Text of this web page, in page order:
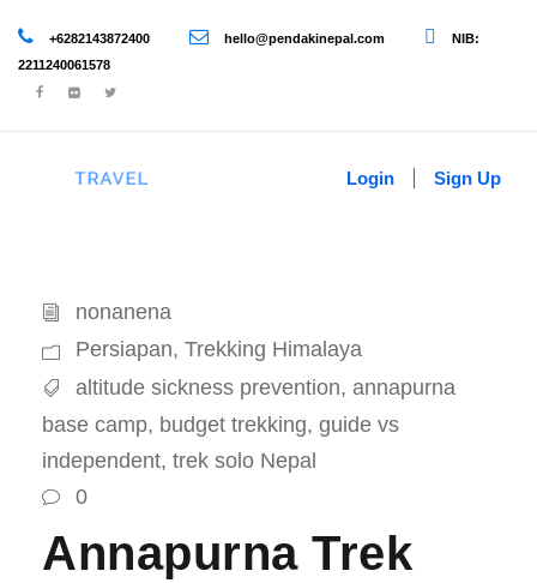
+6282143872400 hello@pendakinepal.com
NIB:
2211240061578
Login Sign Up
nonanena
Persiapan, Trekking Himalaya
altitude sickness prevention, annapurna
base camp, budget trekking, guide vs
independent, trek solo Nepal
0
Annapurna Trek